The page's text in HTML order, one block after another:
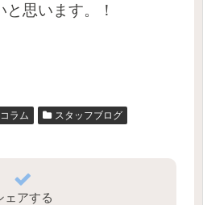
と思います。！
コラム
スタッフブログ
ェアする